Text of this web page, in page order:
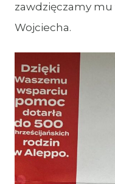
zawdzięczamy
Wojciecha.